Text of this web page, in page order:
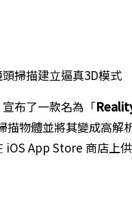
布了一款名為「
物體並將其變成高解
App Store 商店上